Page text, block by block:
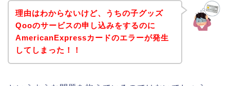
理由はわからないけど、うちの子グッズ
Qooのサービスの申し込みをするのに
AmericanExpressカードのエラーが発生
してしまった！！